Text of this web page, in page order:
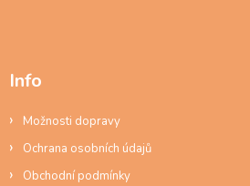
Info
Možnosti dopravy
Ochrana osobních údajů
Obchodní podmínky